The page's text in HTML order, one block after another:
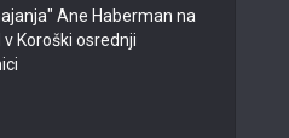
Ane Haberman na
v Koroški osrednji